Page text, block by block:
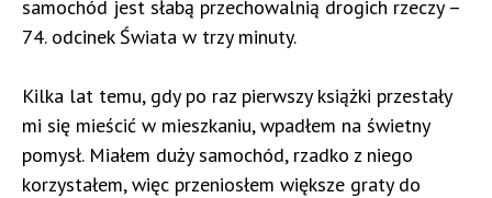
samochód jest słabą przechowalnią drogich rzeczy –
74. odcinek Świata w trzy minuty.
Kilka lat temu, gdy po raz pierwszy książki przestały
mi się mieścić w mieszkaniu, wpadłem na świetny
pomysł. Miałem duży samochód, rzadko z niego
korzystałem, więc przeniosłem większe graty do